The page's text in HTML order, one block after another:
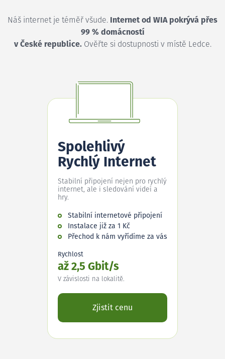
Náš internet je téměř všude. Internet od WIA pokrývá přes
99 % domácností
v České republice.Ověřte si dostupnosti v místě Ledce.
Spolehlivý
Rychlý Internet
Stabilní připojení nejen pro rychlý
internet, ale i sledování videí a
hry.
Stabilní internetové připojení
Instalace již za 1 Kč
Přechod k nám vyřídíme za vás
Rychlost
až 2,5 Gbit/s
V závislosti na lokalitě.
Zjistit cenu